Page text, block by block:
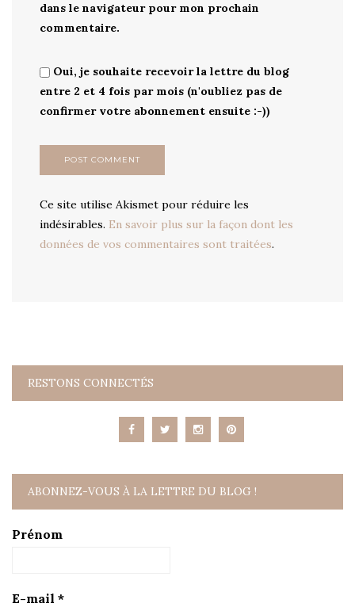
dans le navigateur pour mon prochain
commentaire.
Oui, je souhaite recevoir la lettre du blog
entre 2 et 4 fois par mois (n'oubliez pas de
confirmer votre abonnement ensuite :-))
Ce site utilise Akismet pour réduire les
indésirables. En savoir plus sur la façon dont les
données de vos commentaires sont traitées.
RESTONS CONNECTÉS
ABONNEZ-VOUS À LA LETTRE DU BLOG !
Prénom
E-mail *